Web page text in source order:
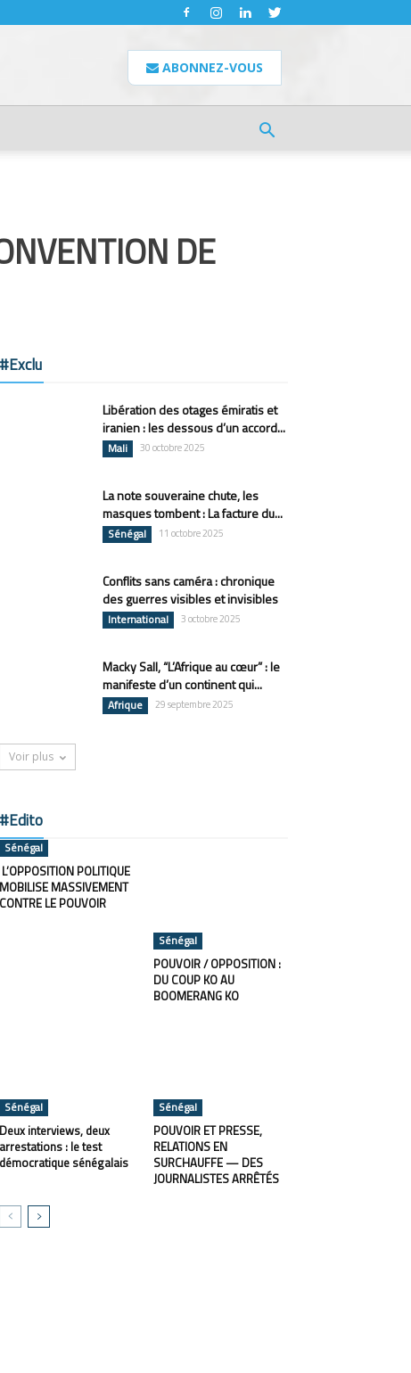
ABONNEZ-VOUS
DE
#Exclu
Libération des otages émiratis et
iranien : les dessous d’un accord...
Mali 30 octobre 2025
La note souveraine chute, les
masques tombent : La facture du...
Sénégal 11 octobre 2025
Conflits sans caméra : chronique
des guerres visibles et invisibles
International 3 octobre 2025
Macky Sall, “L’Afrique au cœur” : le
manifeste d’un continent qui...
Afrique 29 septembre 2025
Voir plus
#Edito
Sénégal
L’OPPOSITION POLITIQUE
MOBILISE MASSIVEMENT
CONTRE LE POUVOIR
Sénégal
POUVOIR / OPPOSITION :
DU COUP KO AU
BOOMERANG KO
Sénégal
Deux interviews, deux
arrestations : le test
démocratique sénégalais
Sénégal
POUVOIR ET PRESSE,
RELATIONS EN
SURCHAUFFE — DES
JOURNALISTES ARRÊTÉS